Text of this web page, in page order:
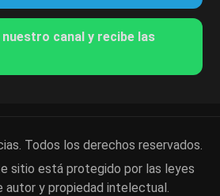
nuestro canal y recibe las
Todos los derechos reservados.
sitio está protegido por las leyes
autor y propiedad intelectual.